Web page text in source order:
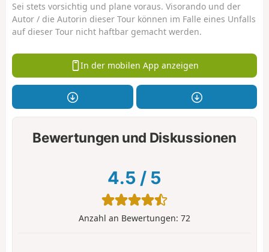
Sei stets vorsichtig und plane voraus. Visorando und der
Autor / die Autorin dieser Tour können im Falle eines Unfalls
auf dieser Tour nicht haftbar gemacht werden.
In der mobilen App anzeigen
Bewertungen und Diskussionen
4.5 / 5
Anzahl an Bewertungen: 72